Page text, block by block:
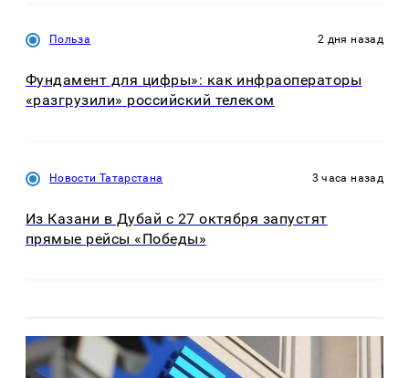
Польза 2 дня назад
Фундамент для цифры»: как инфраоператоры
«разгрузили» российский телеком
Новости Татарстана 3 часа назад
Из Казани в Дубай с 27 октября запустят
прямые рейсы «Победы»